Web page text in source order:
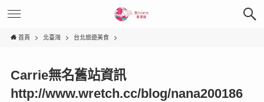
首頁 北臺灣 台北旅遊美食
Carrie無名舊站資訊
http://www.wretch.cc/blog/nana200186